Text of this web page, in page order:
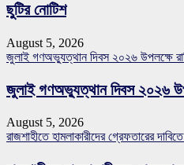
ছুটির নোটিশ
August 5, 2026
জুলাই গণঅভ্যুত্থান দিবস ২০২৬ উপলক্ষে
জুলাই গণঅভ্যুত্থান দিবস ২০২৬
August 5, 2026
রাজশাহীতে হামলাকারীদের গ্রেফতারের